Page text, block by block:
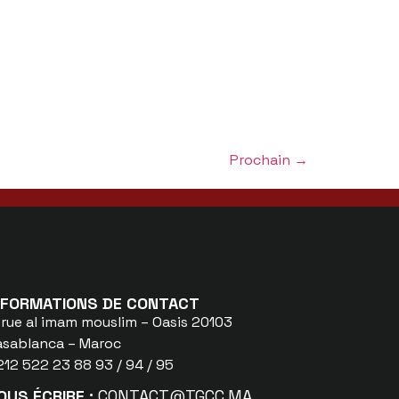
Prochain →
DE CONTACT
al imam mouslim – Oasis 20103
– Maroc
522 23 88 93 / 94 / 95